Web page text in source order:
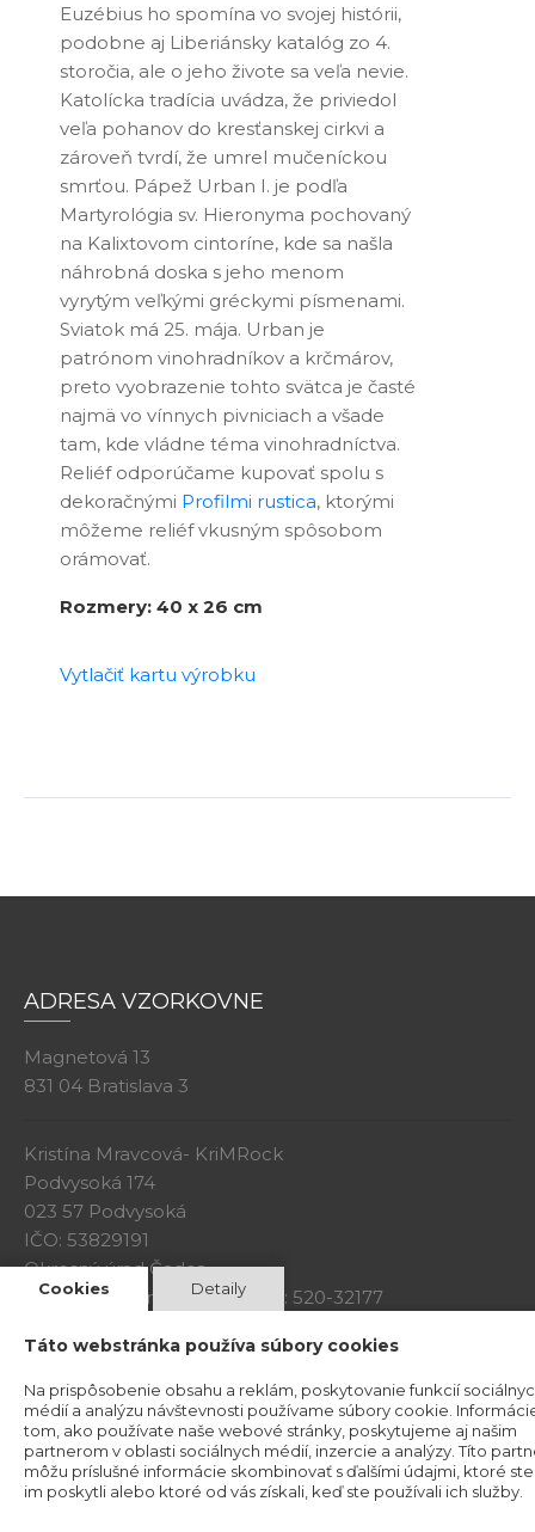
Euzébius ho spomína vo svojej histórii,
podobne aj Liberiánsky katalóg zo 4.
storočia, ale o jeho živote sa veľa nevie.
Katolícka tradícia uvádza, že priviedol
veľa pohanov do kresťanskej cirkvi a
zároveň tvrdí, že umrel mučeníckou
smrťou. Pápež Urban I. je podľa
Martyrológia sv. Hieronyma pochovaný
na Kalixtovom cintoríne, kde sa našla
náhrobná doska s jeho menom
vyrytým veľkými gréckymi písmenami.
Sviatok má 25. mája. Urban je
patrónom vinohradníkov a krčmárov,
preto vyobrazenie tohto svätca je časté
najmä vo vínnych pivniciach a všade
tam, kde vládne téma vinohradníctva.
Reliéf odporúčame kupovať spolu s
dekoračnými Profilmi rustica, ktorými
môžeme reliéf vkusným spôsobom
orámovať.
Rozmery: 40 x 26 cm
Vytlačiť kartu výrobku
ADRESA VZORKOVNE
Magnetová 13
831 04 Bratislava 3
Kristína Mravcová- KriMRock
Podvysoká 174
023 57 Podvysoká
IČO: 53829191
Okresný úrad Čadca
Číslo živnostenského registra: 520-32177
Obchodné podmineky
Cookies Detaily
Táto webstránka používa súbory cookies
Na prispôsobenie obsahu a reklám, poskytovanie funkcií
médií a analýzu návštevnosti používame súbory cookie.
tom, ako používate naše webové stránky, poskytujeme aj našim
partnerom v oblasti sociálnych médií, inzercie a analýzy. Títo
môžu príslušné informácie skombinovať s ďalšími údajmi, ktoré ste
im poskytli alebo ktoré od vás získali, keď ste používali ich služby.